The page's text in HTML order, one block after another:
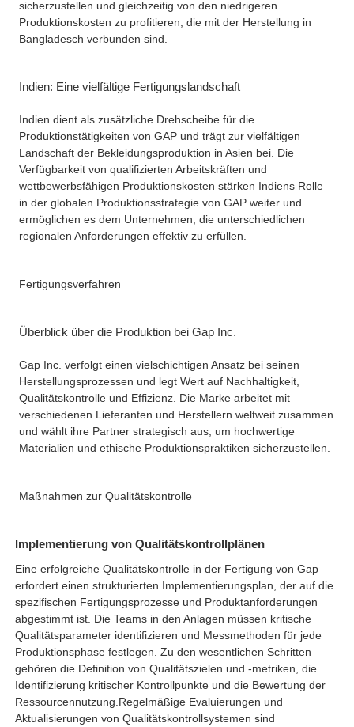
sicherzustellen und gleichzeitig von den niedrigeren
Produktionskosten zu profitieren, die mit der Herstellung in
Bangladesch verbunden sind.
Indien: Eine vielfältige Fertigungslandschaft
Indien dient als zusätzliche Drehscheibe für die
Produktionstätigkeiten von GAP und trägt zur vielfältigen
Landschaft der Bekleidungsproduktion in Asien bei. Die
Verfügbarkeit von qualifizierten Arbeitskräften und
wettbewerbsfähigen Produktionskosten stärken Indiens Rolle
in der globalen Produktionsstrategie von GAP weiter und
ermöglichen es dem Unternehmen, die unterschiedlichen
regionalen Anforderungen effektiv zu erfüllen.
Fertigungsverfahren
Überblick über die Produktion bei Gap Inc.
Gap Inc. verfolgt einen vielschichtigen Ansatz bei seinen
Herstellungsprozessen und legt Wert auf Nachhaltigkeit,
Qualitätskontrolle und Effizienz. Die Marke arbeitet mit
verschiedenen Lieferanten und Herstellern weltweit zusammen
und wählt ihre Partner strategisch aus, um hochwertige
Materialien und ethische Produktionspraktiken sicherzustellen.
Maßnahmen zur Qualitätskontrolle
Implementierung von Qualitätskontrollplänen
Eine erfolgreiche Qualitätskontrolle in der Fertigung von Gap
erfordert einen strukturierten Implementierungsplan, der auf die
spezifischen Fertigungsprozesse und Produktanforderungen
abgestimmt ist. Die Teams in den Anlagen müssen kritische
Qualitätsparameter identifizieren und Messmethoden für jede
Produktionsphase festlegen. Zu den wesentlichen Schritten
gehören die Definition von Qualitätszielen und -metriken, die
Identifizierung kritischer Kontrollpunkte und die Bewertung der
Ressourcennutzung. Regelmäßige Evaluierungen und
Aktualisierungen von Qualitätskontrollsystemen sind